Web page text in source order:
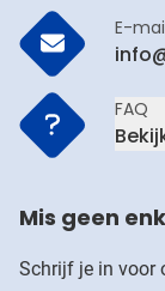
E-
FAQ
Mis geen
Schrijf je in voor